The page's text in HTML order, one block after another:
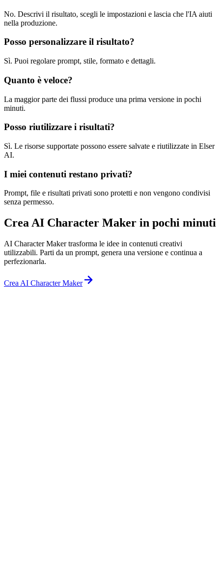
No. Descrivi il risultato, scegli le impostazioni e lascia che l'IA aiuti
nella produzione.
Posso personalizzare il risultato?
Sì. Puoi regolare prompt, stile, formato e dettagli.
Quanto è veloce?
La maggior parte dei flussi produce una prima versione in pochi
minuti.
Posso riutilizzare i risultati?
Sì. Le risorse supportate possono essere salvate e riutilizzate in Elser
AI.
I miei contenuti restano privati?
Prompt, file e risultati privati sono protetti e non vengono condivisi
senza permesso.
Crea AI Character Maker in pochi minuti
AI Character Maker trasforma le idee in contenuti creativi
utilizzabili. Parti da un prompt, genera una versione e continua a
perfezionarla.
Crea AI Character Maker